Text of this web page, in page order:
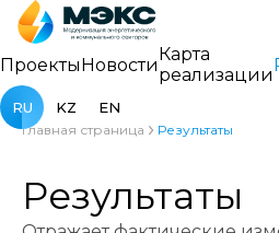
ПроектыНовостиКарта
реализации
RU KZ EN
Главная страница Результаты
Результаты